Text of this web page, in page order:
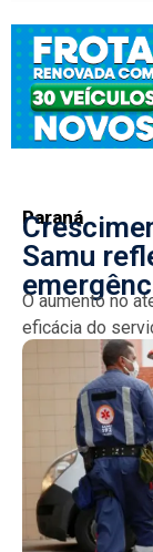
Paraná
Samu
O aumento no
eficácia do
AVC. O sistema